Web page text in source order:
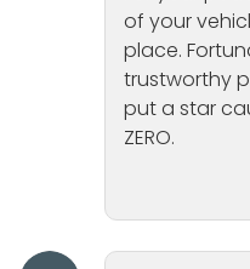
of your
place.
trustworthy
put a star
ZERO.